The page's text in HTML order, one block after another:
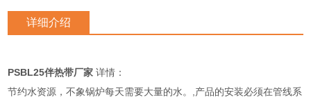
详细介绍
PSBL25伴热带厂家 详情：
节约水资源，不象锅炉每天需要大量的水。,产品的安装必须在管线系